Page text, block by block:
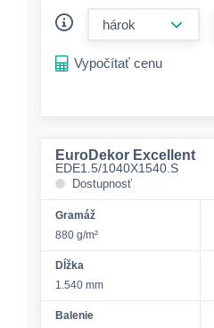
Vypočítať cenu
EuroDekor Excellent
EDE1.5/1040X1540.S
Dostupnosť
Gramáž
880 g/m²
Dĺžka
1.540 mm
Balenie